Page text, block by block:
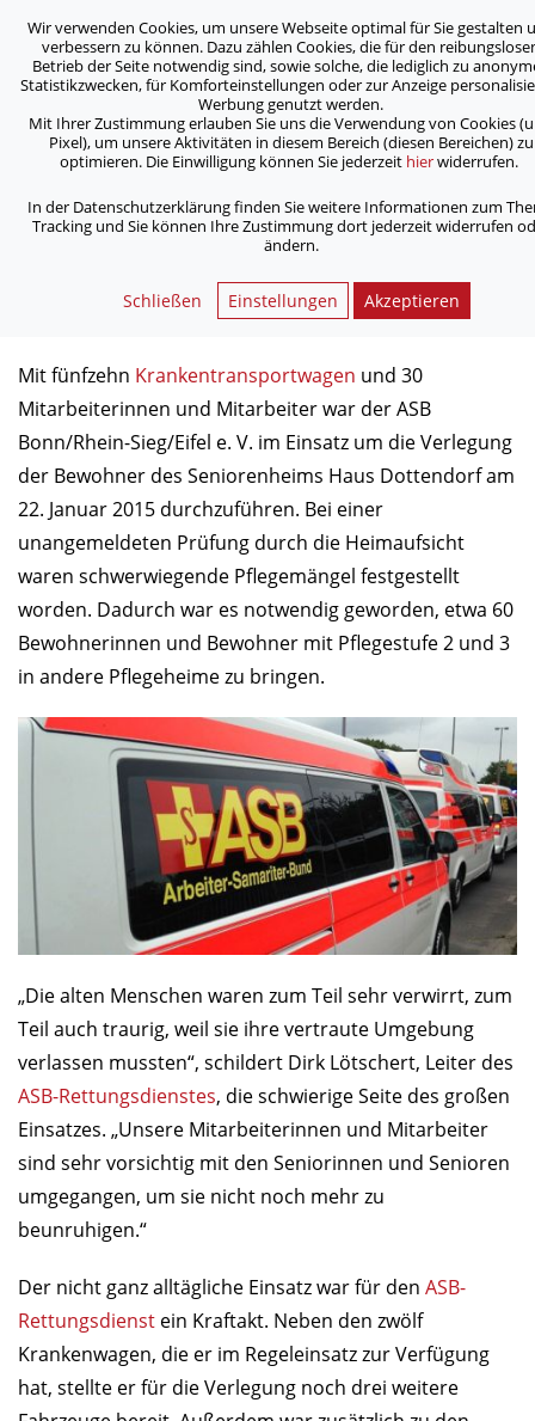
ASB Bonn/Rhein-Sieg/Eifel e.V.
bewegt Menschen
Home / Archiv /
ASB in Einsatz bei Räum­ung des Pflege­heims in Dotten­dorf
ASB in Einsatz bei Räum­ung des
Pflege­heims in Dotten­dorf
Mit fünfzehn Kranken­transport­wagen und 30
Mitarbeiter­innen und Mitarbeiter war der ASB
Bonn/Rhein-Sieg/Eifel e. V. im Einsatz um die Verlegung
der Bewohner des Seniorenheims Haus Dottendorf am
22. Januar 2015 durchzuführen. Bei einer
unangemeldeten Prüfung durch die Heimaufsicht
waren schwerwiegende Pflegemängel festgestellt
worden. Dadurch war es notwendig geworden, etwa 60
Bewohnerinnen und Bewohner mit Pflegestufe 2 und 3
in andere Pflegeheime zu bringen.
„Die alten Menschen waren zum Teil sehr verwirrt, zum
Teil auch traurig, weil sie ihre vertraute Umgebung
verlassen mussten“, schildert Dirk Lötschert, Leiter des
ASB-Rettungsdienstes, die schwierige Seite des großen
Einsatzes. „Unsere Mitarbeiterinnen und Mitarbeiter
sind sehr vorsichtig mit den Seniorinnen und Senioren
umgegangen, um sie nicht noch mehr zu
beunruhigen.“
Der nicht ganz alltägliche Einsatz war für den ASB-
Rettungsdienst ein Kraftakt. Neben den zwölf
Krankenwagen, die er im Regeleinsatz zur Verfügung
hat, stellte er für die Verlegung noch drei weitere
Wir verwenden Cookies, um unsere Webseite optimal für Sie gestalten
verbessern zu können. Dazu zählen Cookies, die für den
Betrieb der Seite notwendig sind, sowie solche, die lediglich zu
Statistikzwecken, für Komforteinstellungen oder zur Anzeige
Werbung genutzt werden.
Mit Ihrer Zustimmung erlauben Sie uns die Verwendung von Cookies
Pixel), um unsere Aktivitäten in diesem Bereich (diesen Bereichen) zu
optimieren. Die Einwilligung können Sie jederzeit hierwiderrufen.
In der Datenschutzerklärung finden Sie weitere Informationen zum
Tracking und Sie können Ihre Zustimmung dort jederzeit widerrufen
ändern.
Schließen Einstellungen Akzeptieren